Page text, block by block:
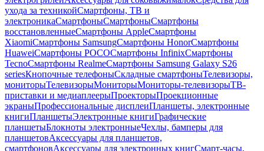
ухода за техникойСмартфоны, ТВ и
электроникаСмартфоныСмартфоныСмартфоны
восстановленныеСмартфоны AppleСмартфоны
XiaomiСмартфоны SamsungСмартфоны HonorСмартфоны
HuaweiСмартфоны POCOСмартфоны InfinixСмартфоны
TecnoСмартфоны RealmeСмартфоны Samsung Galaxy S26
seriesКнопочные телефоныСкладные смартфоныТелевизоры,
мониторыТелевизорыМониторыМониторы-телевизорыТВ-
приставки и медиаплеерыПроекторыПроекционные
экраныПрофессиональные дисплеиПланшеты, электронные
книгиПланшетыЭлектронные книгиГрафические
планшетыБлокноты электронныеЧехлы, бамперы для
планшетовАксессуары для планшетов,
смартфоновАксессуары для электронных книгСмарт-часы,